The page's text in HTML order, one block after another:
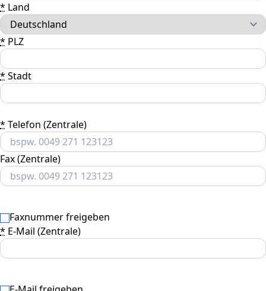
* Land
* PLZ
* Stadt
* Telefon (Zentrale)
Fax (Zentrale)
Faxnummer freigeben
* E-Mail (Zentrale)